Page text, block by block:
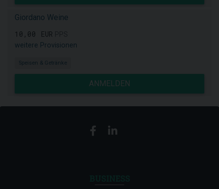
Giordano Weine
10,00 EUR
weitere Provisionen
Speisen & Getränke
ANMELDEN